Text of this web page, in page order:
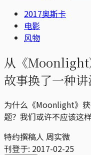
2017奥斯卡
电影
风物
从《Moonlight
故事换了一种
为什么《Moonlight》
题？我们或许不应该这
特约撰稿人 周实微
刊登于: 2017-02-25